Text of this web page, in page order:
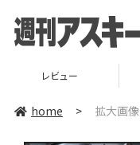
レビュー
home > 拡大画像